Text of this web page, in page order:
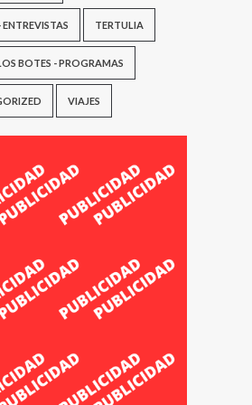
TERTULIA
BOTES - PROGRAMAS
VIAJES